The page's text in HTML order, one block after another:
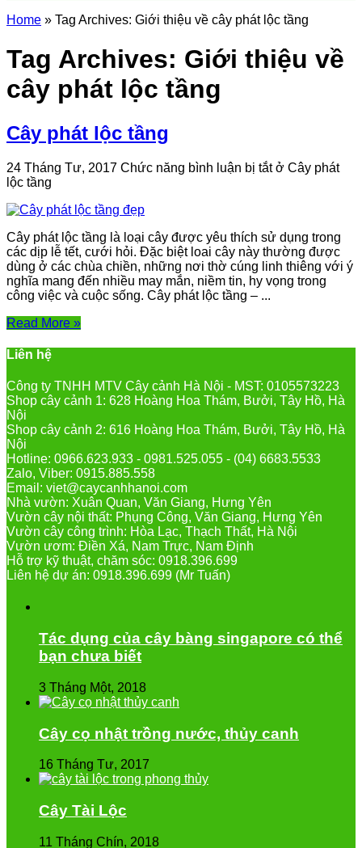
Home » Tag Archives: Giới thiệu về cây phát lộc tầng
Tag Archives: Giới thiệu về
cây phát lộc tầng
Cây phát lộc tầng
24 Tháng Tư, 2017 Chức năng bình luận bị tắtở Cây phát
lộc tầng
Cây phát lộc tầng là loại cây được yêu thích sử dụng trong
các dịp lễ tết, cưới hỏi. Đặc biệt loai cây này thường được
dùng ở các chùa chiền, những nơi thờ cúng linh thiêng với ý
nghĩa mang đến nhiều may mắn, niềm tin, hy vọng trong
công việc và cuộc sống. Cây phát lộc tầng – ...
Read More »
Liên hệ
Công ty TNHH MTV Cây cảnh Hà Nội - MST: 0105573223
Shop cây cảnh 1: 628 Hoàng Hoa Thám, Bưởi, Tây Hồ, Hà
Nội
Shop cây cảnh 2: 616 Hoàng Hoa Thám, Bưởi, Tây Hồ, Hà
Nội
Hotline: 0966.623.933 - 0981.525.055 - (04) 6683.5533
Zalo, Viber: 0915.885.558
Email: viet@caycanhhanoi.com
Nhà vườn: Xuân Quan, Văn Giang, Hưng Yên
Vườn cây nội thất: Phụng Công, Văn Giang, Hưng Yên
Vườn cây công trình: Hòa Lạc, Thạch Thất, Hà Nội
Vườn ươm: Điền Xá, Nam Trực, Nam Định
Hỗ trợ kỹ thuật, chăm sóc: 0918.396.699
Liên hệ dự án: 0918.396.699 (Mr Tuấn)
Tác dụng của cây bàng singapore có thể
bạn chưa biết
3 Tháng Một, 2018
Cây cọ nhật trồng nước, thủy canh
16 Tháng Tư, 2017
Cây Tài Lộc
11 Tháng Chín, 2018